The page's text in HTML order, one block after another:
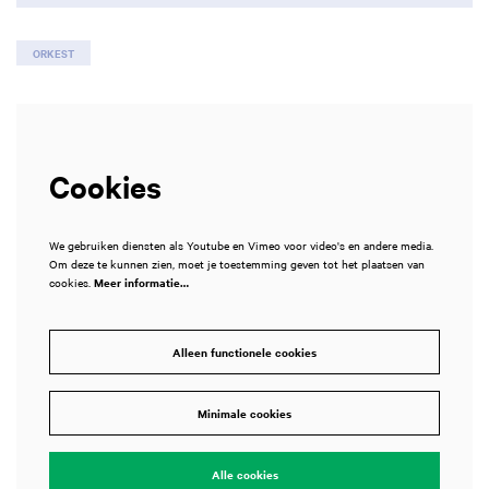
ORKEST
Cookies
We gebruiken diensten als Youtube en Vimeo voor video's en andere media.
Om deze te kunnen zien, moet je toestemming geven tot het plaatsen van
cookies. Meer informatie…
Alleen functionele cookies
Minimale cookies
Alle cookies